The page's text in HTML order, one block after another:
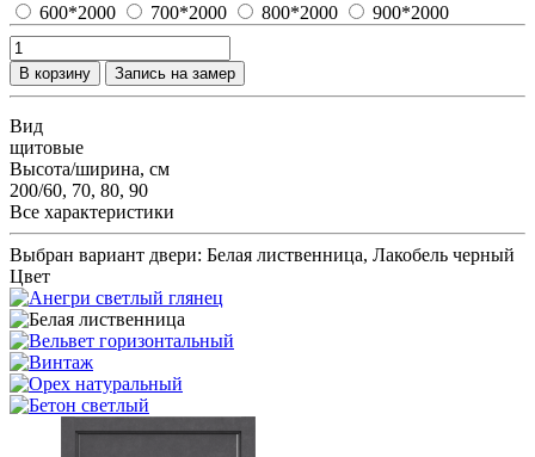
600*2000
700*2000 800*2000 900*2000
В корзину Запись на замер
Вид
щитовые
Высота/ширина, см
200/60, 70, 80, 90
Все характеристики
Выбран вариант двери: Белая лиственница, Лакобель черный
Цвет